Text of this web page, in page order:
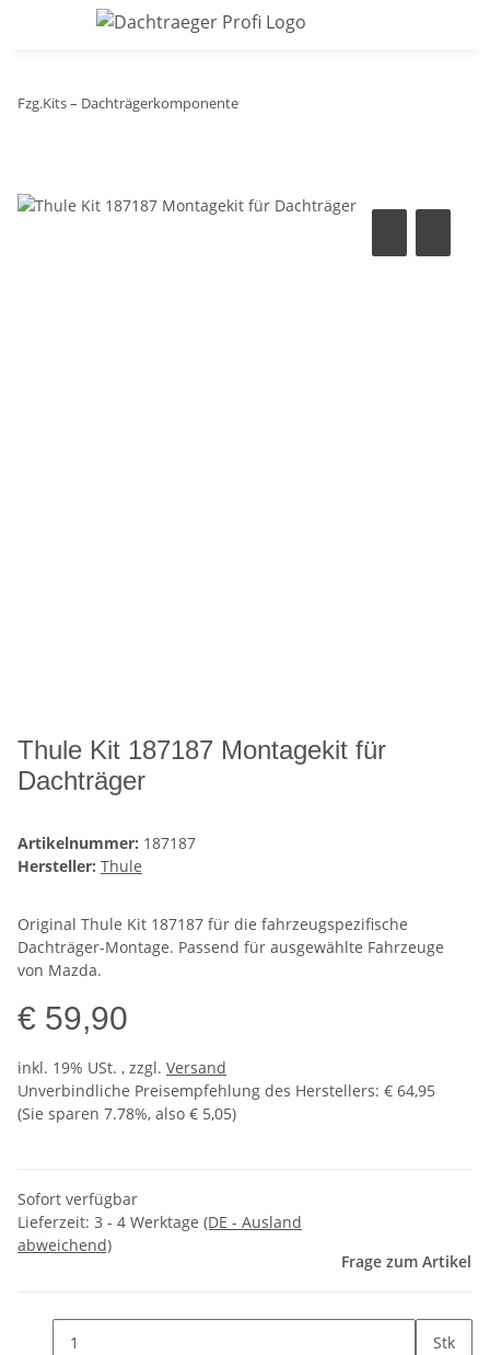
Fzg.Kits – Dachträgerkomponente
Thule Kit 187187 Montagekit für
Dachträger
Artikelnummer: 187187
Hersteller: Thule
Original Thule Kit 187187 für die fahrzeugspezifische
Dachträger-Montage. Passend für ausgewählte Fahrzeuge
von Mazda.
€ 59,90
inkl. 19% USt. , zzgl. Versand
Unverbindliche Preisempfehlung des Herstellers: € 64,95
(Sie sparen 7.78%, also € 5,05)
Sofort verfügbar
Lieferzeit: 3 - 4 Werktage (DE - Ausland
abweichend)
Frage zum Artikel
Stk